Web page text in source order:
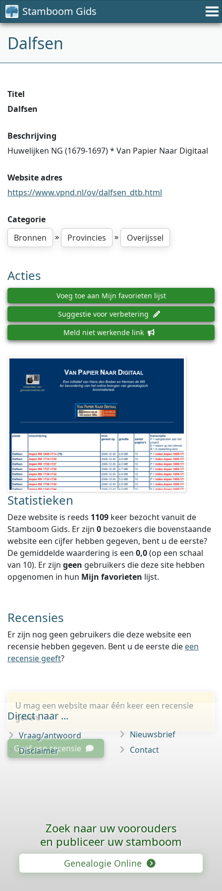
Stamboom Gids
Dalfsen
Titel
Dalfsen
Beschrijving
Huwelijken NG (1679-1697) * Van Papier Naar Digitaal
Website adres
https://www.vpnd.nl/ov/dalfsen_dtb.html
Categorie
Bronnen
» Provincies » Overijssel
Acties
Voeg toe aan Mijn favorieten lijst
Suggestie voor verbetering
Meld niet werkende link
Statistieken
Deze website is reeds 1109 keer bezocht vanuit de
Stamboom Gids. Er zijn 0 bezoekers die bovenstaande
website een cijfer hebben gegeven, bent u de eerste?
De gemiddelde waardering is een 0,0(op een schaal
van 10). Er zijn geen gebruikers die deze site hebben
opgenomen in hun Mijn favorieten lijst.
Recensies
Er zijn nog geen gebruikers die deze website een
recensie hebben gegeven. Bent u de eerste die een
recensie geeft?
U mag een website maar één keer een recensie
geven.
Geef een recensie
Direct naar ...
Vraag/antwoord
Disclaimer
Nieuwsbrief
Contact
Zoek naar uw voorouders
en publiceer uw stamboom
Genealogie Online